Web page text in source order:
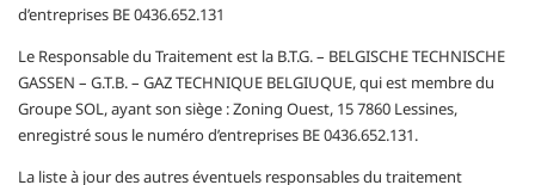
d’entreprises BE 0436.652.131
Le Responsable du Traitement est la B.T.G. – BELGISCHE TECHNISCHE
GASSEN – G.T.B. – GAZ TECHNIQUE BELGIUQUE, qui est membre du
Groupe SOL, ayant son siège : Zoning Ouest, 15 7860 Lessines,
enregistré sous le numéro d’entreprises BE 0436.652.131.
La liste à jour des autres éventuels responsables du traitement